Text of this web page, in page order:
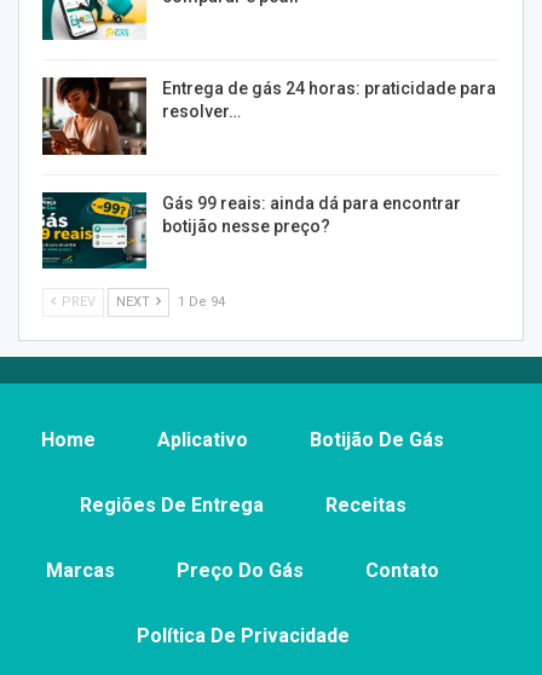
Entrega de gás 24 horas: praticidade para
resolver…
Gás 99 reais: ainda dá para encontrar
botijão nesse preço?
PREV NEXT 1 De 94
Home Aplicativo Botijão De Gás
Regiões De Entrega Receitas
Marcas Preço Do Gás Contato
Política De Privacidade